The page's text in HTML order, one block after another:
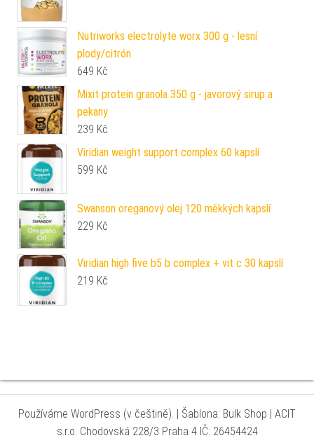
Nutriworks electrolyte worx 300 g - lesní
plody/citrón
649 Kč
Mixit protein granola 350 g - javorový sirup a
pekany
239 Kč
Viridian weight support complex 60 kapslí
599 Kč
Swanson oreganový olej 120 měkkých kapslí
229 Kč
Viridian high five b5 b complex + vit c 30 kapslí
219 Kč
Používáme WordPress (v češtině). Šablona: Bulk Shop
| ACIT
s.r.o. Chodovská 228/3 Praha 4 IČ: 26454424